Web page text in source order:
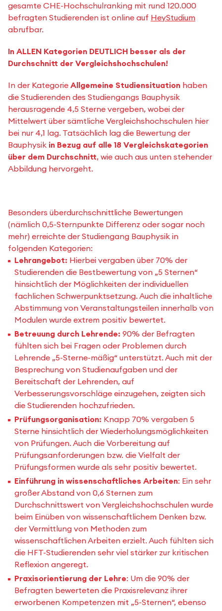
gesamte CHE-Hochschulranking mit rund 120.000
befragten Studierenden ist online auf HeyStudium
abrufbar.
In ALLEN Kategorien DEUTLICH besser als der
Durchschnitt der Vergleichshochschulen!
In der Kategorie Allgemeine Studiensituation haben
die Studierenden des Studiengangs Bauphysik
herausragende 4,5 Sterne vergeben, wobei der
Mittelwert über sämtliche Vergleichshochschulen hier
bei nur 4,1 lag. Tatsächlich lag die Bewertung der
Bauphysik in Bezug auf alle 18 Vergleichskategorien
über dem Durchschnitt, wie auch aus unten stehender
Abbildung hervorgeht.
Besonders überdurchschnittliche Bewertungen
(nämlich 0,5-Sternpunkte Differenz oder sogar noch
mehr) erreichte der Studiengang Bauphysik in
folgenden Kategorien:
Lehrangebot: Hierbei vergaben über 70% der
Studierenden die Bestbewertung von „5 Sternen“
hinsichtlich der Möglichkeiten der individuellen
fachlichen Schwerpunktsetzung. Auch die inhaltliche
Abstimmung von Veranstaltungsteilen innerhalb von
Modulen wurde extrem positiv bewertet.
Betreuung durch Lehrende: 90% der Befragten
fühlten sich bei Fragen oder Problemen durch
Lehrende „5-Sterne-mäßig“ unterstützt. Auch mit der
Besprechung von Studienaufgaben und der
Bereitschaft der Lehrenden, auf
Verbesserungsvorschläge einzugehen, zeigten sich
die Studierenden hochzufrieden.
Prüfungsorganisation: Knapp 70% vergaben 5
Sterne hinsichtlich der Wiederholungsmöglichkeiten
von Prüfungen. Auch die Vorbereitung auf
Prüfungsanforderungen bzw. die Vielfalt der
Prüfungsformen wurde als sehr positiv bewertet.
Einführung in wissenschaftliches Arbeiten: Ein sehr
großer Abstand von 0,6 Sternen zum
Durchschnittswert von Vergleichshochschulen wurde
beim Einüben von wissenschaftlichem Denken bzw.
der Vermittlung von Methoden zum
wissenschaftlichen Arbeiten erzielt. Auch fühlten sich
die HFT-Studierenden sehr viel stärker zur kritischen
Reflexion angeregt.
Praxisorientierung der Lehre: Um die 90% der
Befragten bewerteten die Praxisrelevanz ihrer
erworbenen Kompetenzen mit „5-Sternen“, ebenso